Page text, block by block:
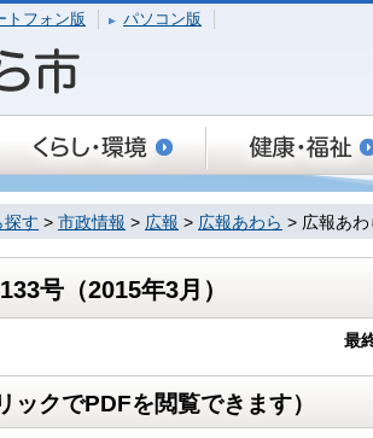
トフォン版
パソコン版
探す > 市政情報 > 広報 > 広報あわら > 広報あわ
号（2015年3月）
最
ックでPDFを閲覧できます）